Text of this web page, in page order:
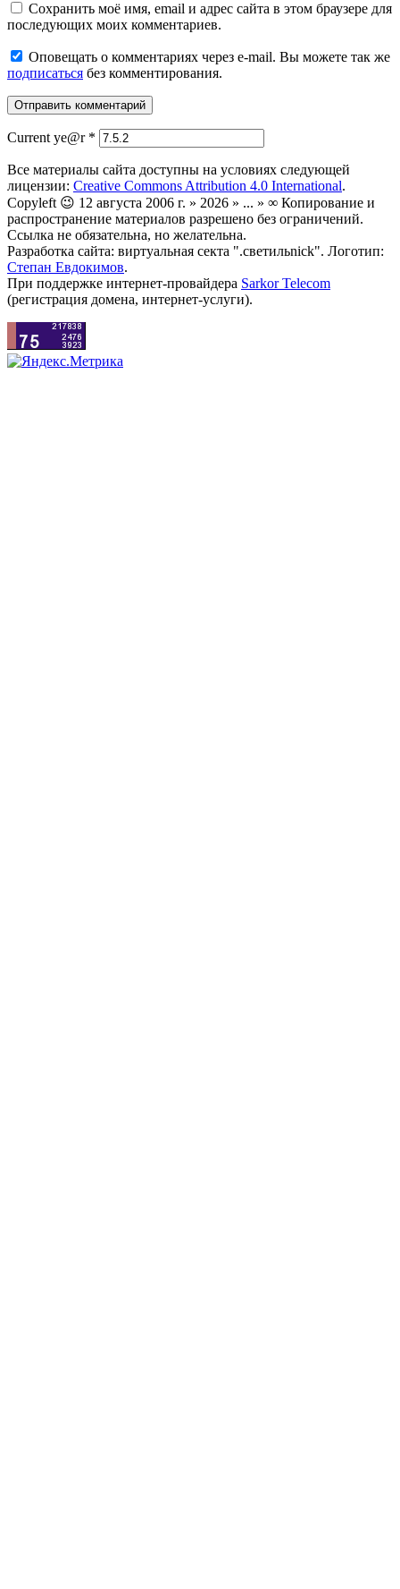
Сохранить моё имя, email и адрес сайта в этом браузере для
последующих моих комментариев.
Оповещать о комментариях через e-mail. Вы можете так же
подписаться без комментирования.
Current ye@r *
Все материалы сайта доступны на условиях следующей
лицензии: Creative Commons Attribution 4.0 International.
Copyleft 😉 12 августа 2006 г. » 2026 » ... » ∞ Копирование и
распространение материалов разрешено без ограничений.
Ссылка не обязательна, но желательна.
Разработка сайта: виртуальная секта ".светильnick". Логотип:
Степан Евдокимов.
При поддержке интернет-провайдера Sarkor Telecom
(регистрация домена, интернет-услуги).